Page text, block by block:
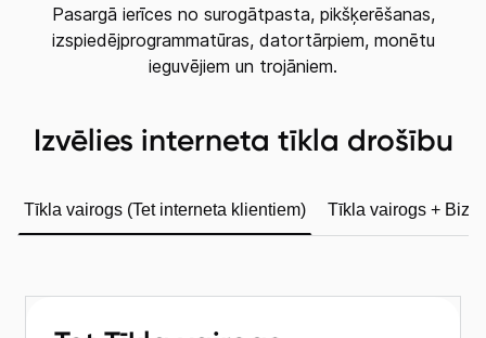
Pasargā ierīces no surogātpasta, pikšķerēšanas,
izspiedējprogrammatūras, datortārpiem, monētu
ieguvējiem un trojāniem.
Izvēlies interneta tīkla drošību